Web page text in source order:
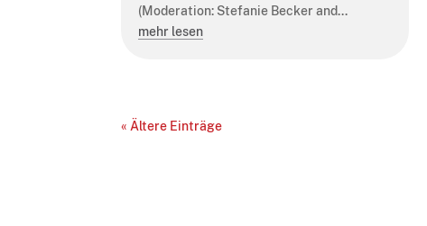
(Moderation: Stefanie Becker and...
mehr lesen
« Ältere Einträge